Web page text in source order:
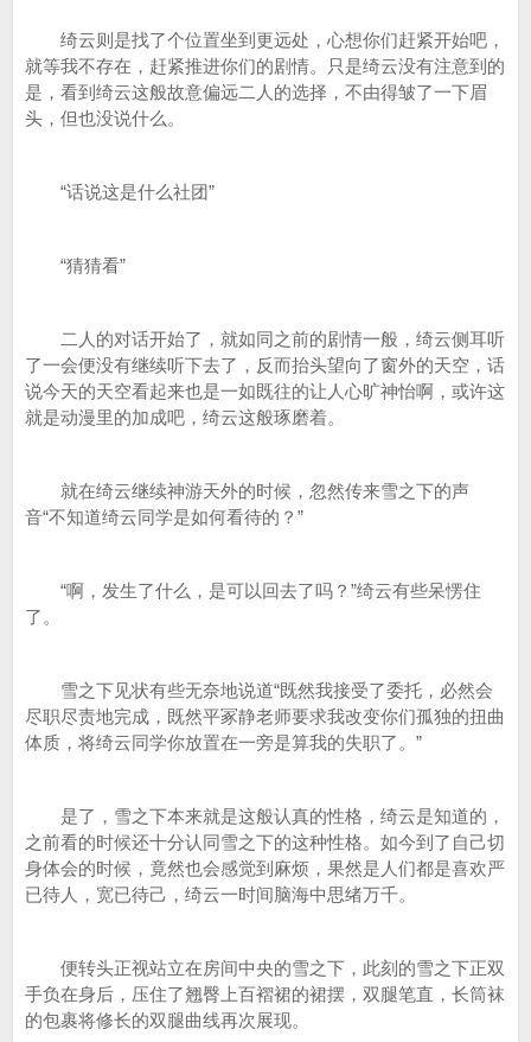
绮云则是找了个位置坐到更远处，心想你们赶紧开始吧，
就等我不存在，赶紧推进你们的剧情。只是绮云没有注意到的
是，看到绮云这般故意偏远二人的选择，不由得皱了一下眉
头，但也没说什么。
“话说这是什么社团”
“猜猜看”
二人的对话开始了，就如同之前的剧情一般，绮云侧耳听
了一会便没有继续听下去了，反而抬头望向了窗外的天空，话
说今天的天空看起来也是一如既往的让人心旷神怡啊，或许这
就是动漫里的加成吧，绮云这般琢磨着。
就在绮云继续神游天外的时候，忽然传来雪之下的声
音“不知道绮云同学是如何看待的？”
“啊，发生了什么，是可以回去了吗？”绮云有些呆愣住
了。
雪之下见状有些无奈地说道“既然我接受了委托，必然会
尽职尽责地完成，既然平冢静老师要求我改变你们孤独的扭曲
体质，将绮云同学你放置在一旁是算我的失职了。”
是了，雪之下本来就是这般认真的性格，绮云是知道的，
之前看的时候还十分认同雪之下的这种性格。如今到了自己切
身体会的时候，竟然也会感觉到麻烦，果然是人们都是喜欢严
已待人，宽已待己，绮云一时间脑海中思绪万千。
便转头正视站立在房间中央的雪之下，此刻的雪之下正双
手负在身后，压住了翘臀上百褶裙的裙摆，双腿笔直，长筒袜
的包裹将修长的双腿曲线再次展现。